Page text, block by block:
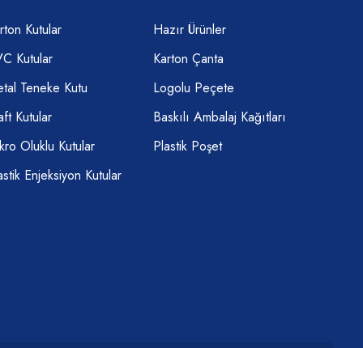
Kutular
Kutular
Teneke Kutu
Kutular
Oluklu Kutular
Enjeksiyon Kutular
Hazır Ürünler
Karton Çanta
Logolu Peçete
Baskılı Ambalaj Kağıtları
Plastik Poşet